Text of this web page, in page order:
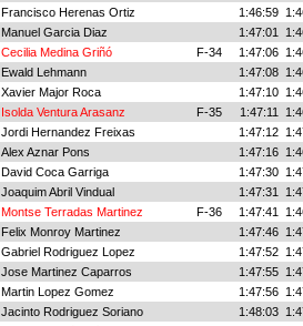
Francisco Herenas Ortiz 1:46:59
Manuel Garcia Diaz 1:47:01
Cecilia Medina Griñó F-34 1:47:06
Ewald Lehmann 1:47:08
Xavier Major Roca 1:47:10
Isolda Ventura Arasanz F-35 1:47:11
Jordi Hernandez Freixas 1:47:12
Alex Aznar Pons 1:47:16
David Coca Garriga 1:47:30
Joaquim Abril Vindual 1:47:31
Montse Terradas Martinez F-36 1:47:41
Felix Monroy Martinez 1:47:46
Gabriel Rodriguez Lopez 1:47:52
Jose Martinez Caparros 1:47:55
Martin Lopez Gomez 1:47:56
Jacinto Rodriguez Soriano 1:48:03